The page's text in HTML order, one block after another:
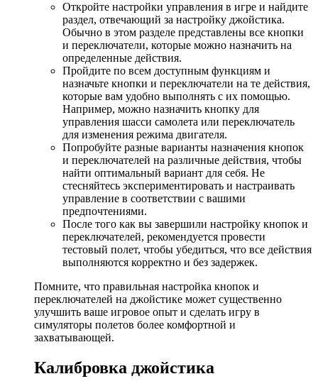
Откройте настройки управления в игре и найдите
раздел, отвечающий за настройку джойстика.
Обычно в этом разделе представлены все кнопки
и переключатели, которые можно назначить на
определенные действия.
Пройдите по всем доступным функциям и
назначьте кнопки и переключатели на те действия,
которые вам удобно выполнять с их помощью.
Например, можно назначить кнопку для
управления шасси самолета или переключатель
для изменения режима двигателя.
Попробуйте разные варианты назначения кнопок
и переключателей на различные действия, чтобы
найти оптимальный вариант для себя. Не
стесняйтесь экспериментировать и настраивать
управление в соответствии с вашими
предпочтениями.
После того как вы завершили настройку кнопок и
переключателей, рекомендуется провести
тестовый полет, чтобы убедиться, что все действия
выполняются корректно и без задержек.
Помните, что правильная настройка кнопок и
переключателей на джойстике может существенно
улучшить ваше игровое опыт и сделать игру в
симуляторы полетов более комфортной и
захватывающей.
Калибровка джойстика